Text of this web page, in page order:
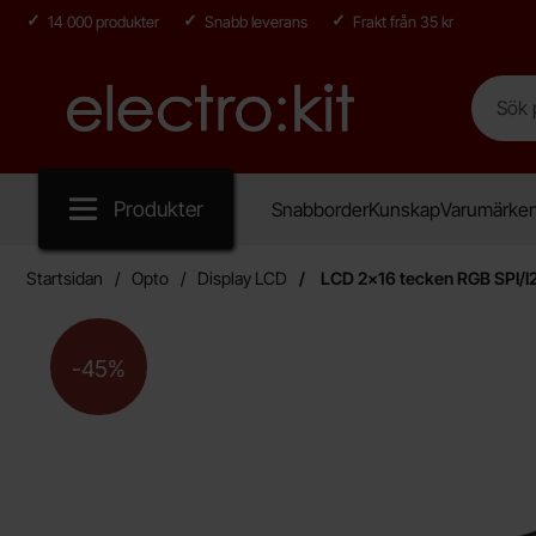
14 000 produkter Snabb leverans Frakt från 35 kr
Startsidan för Electro:kit
Sök
Sök på
Produkter SnabborderKunskap
Startsidan Opto Display LCD LCD 2x16 tecken RGB SPI/
Priset är nedsatt med
-45%